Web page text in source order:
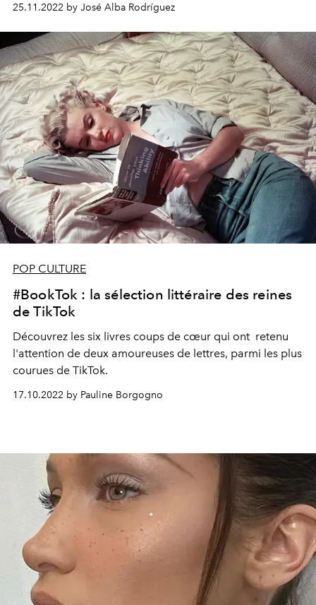
25.11.2022 by José Alba Rodríguez
POP CULTURE
#BookTok : la sélection littéraire des reines
de TikTok
Découvrez les six livres coups de cœur qui ont retenu
l'attention de deux amoureuses de lettres, parmi les plus
courues de TikTok.
17.10.2022 by Pauline Borgogno